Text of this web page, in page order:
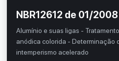
NBR12612 de 01/2008
Alumínio e suas ligas -
anódica colorida - Determinação
intemperismo acelerado